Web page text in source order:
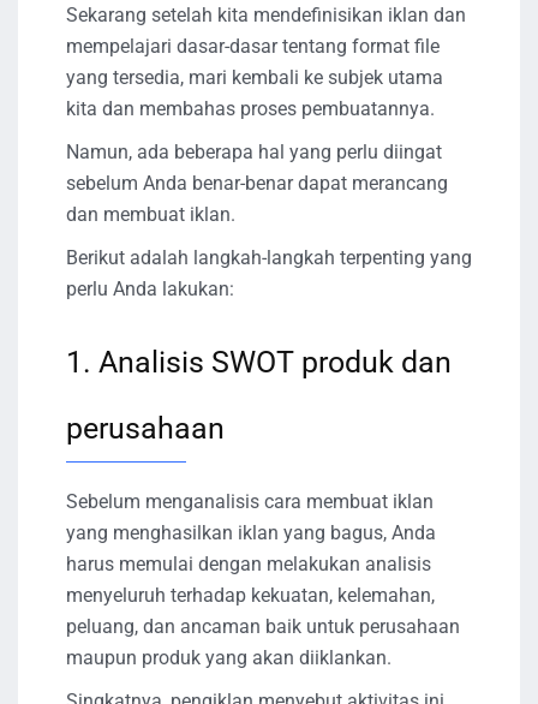
Sekarang setelah kita mendefinisikan iklan dan
mempelajari dasar-dasar tentang format file
yang tersedia, mari kembali ke subjek utama
kita dan membahas proses pembuatannya.
Namun, ada beberapa hal yang perlu diingat
sebelum Anda benar-benar dapat merancang
dan membuat iklan.
Berikut adalah langkah-langkah terpenting yang
perlu Anda lakukan:
1. Analisis SWOT produk dan
perusahaan
Sebelum menganalisis cara membuat iklan
yang menghasilkan iklan yang bagus, Anda
harus memulai dengan melakukan analisis
menyeluruh terhadap kekuatan, kelemahan,
peluang, dan ancaman baik untuk perusahaan
maupun produk yang akan diiklankan.